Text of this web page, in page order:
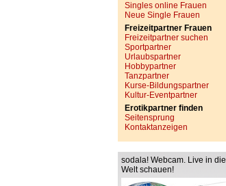
Singles online Frauen
Neue Single Frauen
Freizeitpartner Frauen
Freizeitpartner suchen
Sportpartner
Urlaubspartner
Hobbypartner
Tanzpartner
Kurse-Bildungspartner
Kultur-Eventpartner
Erotikpartner finden
Seitensprung
Kontaktanzeigen
sodala! Webcam. Live in die
Welt schauen!